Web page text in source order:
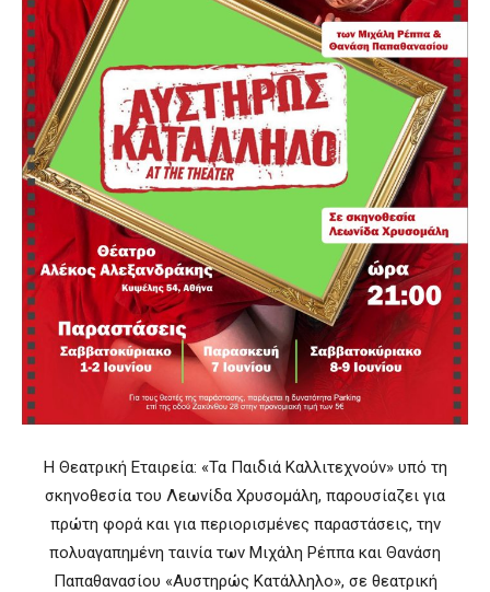
Η Θεατρική Εταιρεία: «Τα Παιδιά Καλλιτεχνούν» υπό τη
σκηνοθεσία του Λεωνίδα Χρυσομάλη, παρουσίαζει για
πρώτη φορά και για περιορισμένες παραστάσεις, την
πολυαγαπημένη ταινία των Μιχάλη Ρέππα και Θανάση
Παπαθανασίου «Αυστηρώς Κατάλληλο», σε θεατρική